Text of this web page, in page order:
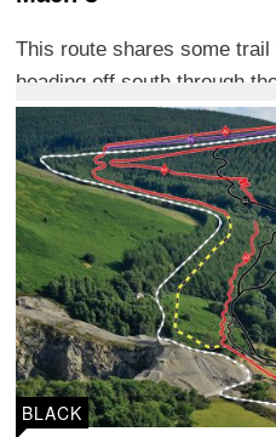
This route shares some
heading off south through
BLACK